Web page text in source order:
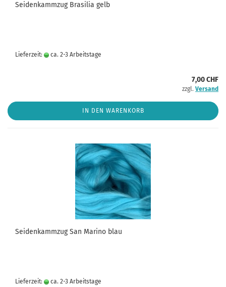
Seidenkammzug Brasilia gelb
Lieferzeit: ca. 2-3 Arbeitstage
7,00 CHF
zzgl. Versand
IN DEN WARENKORB
Seidenkammzug San Marino blau
Lieferzeit: ca. 2-3 Arbeitstage